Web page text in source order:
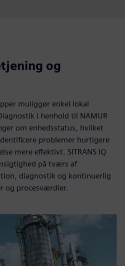
og
muliggør enkel lokal
i henhold til NAMUR
om enhedsstatus, hvilket
problemer hurtigere
mere effektivt. SITRANS IQ
på tværs af
diagnostik og kontinuerlig
og procesværdier.